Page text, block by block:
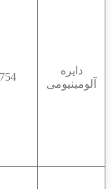
دایره
آلومینیومی